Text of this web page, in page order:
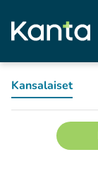
Kansalaiset